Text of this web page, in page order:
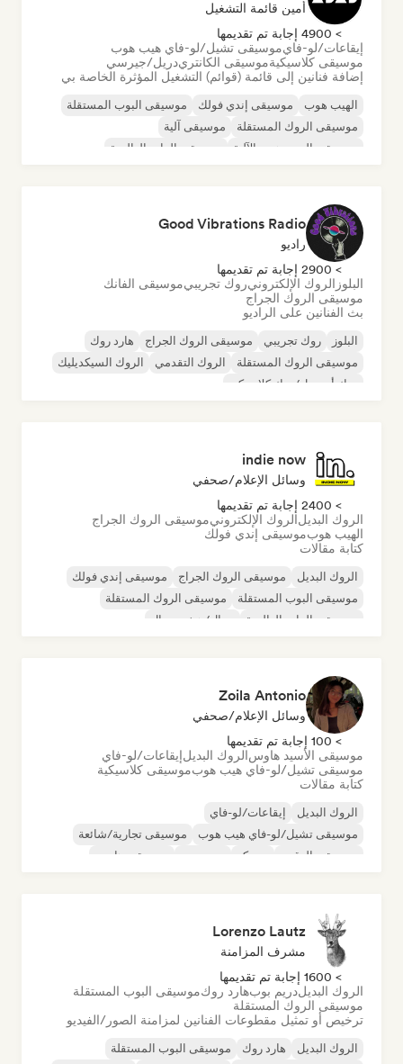
أمين قائمة التشغيل
> 4900 إجابة تم تقديمها
إيقاعات/لو-فايموسيقى تشيل/لو-فاي هيب هوب
موسيقى كلاسيكيةموسيقى الكانتريدريل/جيرسي
إضافة فنانين إلى قائمة (قوائم) التشغيل المؤثرة الخاصة بي
الهيب هوب موسيقى إندي فولك
موسيقى البوب المستقلة
موسيقى الروك المستقلة
موسيقى آلية
موسيقى الهيب هوب الآلية
موسيقى الراب العالمية
Good Vibrations Radio
راديو
> 2900 إجابة تم تقديمها
البلوز الروك الإلكترونيروك تجريبيموسيقى الفانك
موسيقى الروك الجراج
بث الفنانين على الراديو
البلوز روك تجريبي موسيقى الروك الجراج
هارد روك
موسيقى الروك المستقلة
الروك التقدمي
الروك السيكديليك
روك أند رول/روك كلاسيكي
indie now
وسائل الإعلام/صحفي
> 2400 إجابة تم تقديمها
الروك البديلالروك الإلكترونيموسيقى الروك الجراج
الهيب هوبموسيقى إندي فولك
كتابة مقالات
الروك البديل موسيقى الروك الجراج
موسيقى إندي فولك
موسيقى البوب المستقلة
موسيقى الروك المستقلة
موسيقى الراب العالمية
ميتال/هيفي ميتال
Zoila Antonio
وسائل الإعلام/صحفي
> 100 إجابة تم تقديمها
موسيقى الأسيد هاوسالروك البديلإيقاعات/لو-فاي
موسيقى تشيل/لو-فاي هيب هوبموسيقى كلاسيكية
كتابة مقالات
الروك البديل
إيقاعات/لو-فاي
موسيقى تشيل/لو-فاي هيب هوب
موسيقى تجارية/شائعة
موسيقى الرقص
ديسكو موسيقى هاوس
Lorenzo Lautz
مشرف المزامنة
> 1600 إجابة تم تقديمها
الروك البديلدريم بوبهارد روكموسيقى البوب المستقلة
موسيقى الروك المستقلة
ترخيص أو تمثيل مقطوعات الفنانين لمزامنة الصور/الفيديو
الروك البديل هارد روك
موسيقى البوب المستقلة